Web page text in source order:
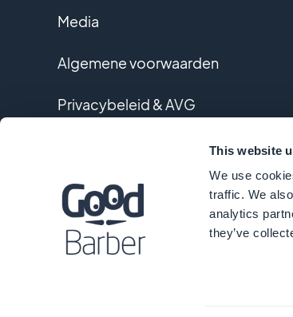
This website
We use
traffic. We
analytics
they’ve
Media
Algemene voorwaarden
Privacybeleid & AVG